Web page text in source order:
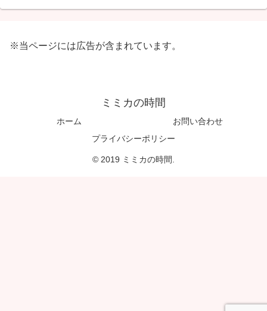
※当ページには広告が含まれています。
ミミカの時間
ホーム
お問い合わせ
プライバシーポリシー
© 2019 ミミカの時間.